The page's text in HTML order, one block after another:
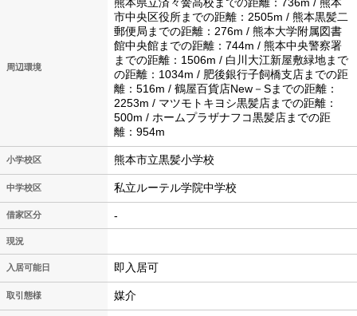
周辺環境
熊本県立済々黌高校までの距離：736m / 熊本
市中央区役所までの距離：2505m / 熊本黒髪二
郵便局までの距離：276m / 熊本大学附属図書
館中央館までの距離：744m / 熊本中央警察署
までの距離：1506m / 白川大江新屋敷緑地まで
の距離：1034m / 肥後銀行子飼橋支店までの距
離：516m / 鶴屋百貨店New－Sまでの距離：
2253m / マツモトキヨシ黒髪店までの距離：
500m / ホームプラザナフコ黒髪店までの距
離：954m
小学校区 熊本市立黒髪小学校
中学校区 私立ルーテル学院中学校
借家区分 -
現況
入居可能日 即入居可
取引態様 媒介